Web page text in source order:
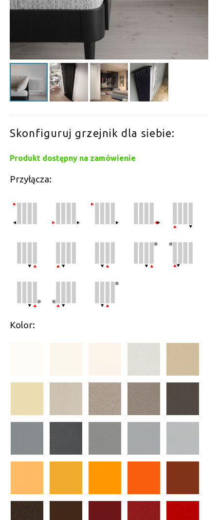
Skonfiguruj grzejnik dla siebie:
Produkt dostępny na zamówienie
Przyłącza:
Kolor: